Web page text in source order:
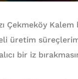
Çekmeköy
üretim
bir iz